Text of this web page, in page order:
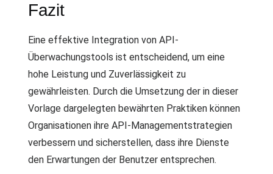
Fazit
Eine effektive Integration von API-
Überwachungstools ist entscheidend, um eine
hohe Leistung und Zuverlässigkeit zu
gewährleisten. Durch die Umsetzung der in dieser
Vorlage dargelegten bewährten Praktiken können
Organisationen ihre API-Managementstrategien
verbessern und sicherstellen, dass ihre Dienste
den Erwartungen der Benutzer entsprechen.